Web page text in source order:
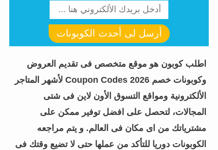
أرسل لى أحدث الكوبونات
اطلب كوبون هو موقع متخصص فى تقديم العروض
وكوبونات خصم Coupon Codes 2026 لأشهر المتاجر
الألكترونية ومواقع التسوق الأون لاين فى شتى
المجالات، لتحصل على افضل توفير ممكن على
مشترياتك من اى مكان فى العالم. و يتم مراجعه
الكوبونات دوريا للتأكد من عملها حتى لا تضيع وقتك فى